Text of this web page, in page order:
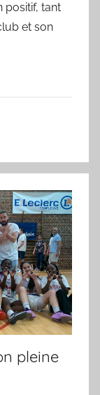
positif, tant
et son
pleine